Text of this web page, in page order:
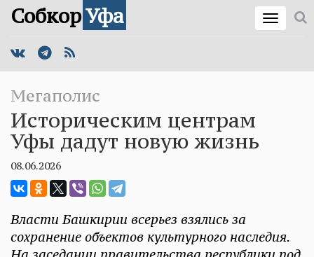
СобкорУфа
Мегаполис
Историческим центрам
Уфы дадут новую жизнь
08.06.2026
Власти Башкирии всерьез взялись за
сохранение объектов культурного наследия.